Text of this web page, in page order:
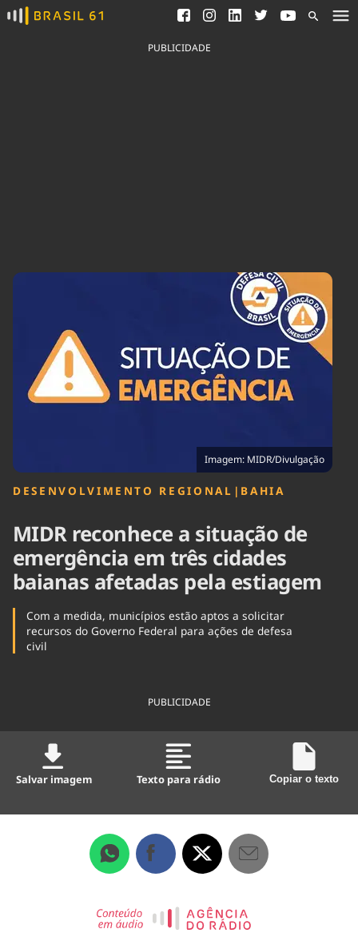
Ver todas as notícias
Saneamento
Indicadores
Brasil Mineral
Ciência &
Tecnologia
Cinema
Educação
Infraestrutura
Internacional
Meio Ambiente
Podcast
Saúde
Tempo
PUBLICIDADE
Imagem: MIDR/Divulgação
DESENVOLVIMENTO REGIONAL | BAHIA
MIDR reconhece a situação de
emergência em três cidades
baianas afetadas pela estiagem
Com a medida, municípios estão aptos a solicitar
recursos do Governo Federal para ações de defesa
civil
PUBLICIDADE
Salvar imagem Texto para rádio Copiar o texto